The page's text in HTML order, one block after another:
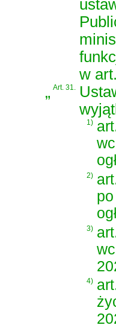
w
„Art. 31.
1)
2)
3)
4)